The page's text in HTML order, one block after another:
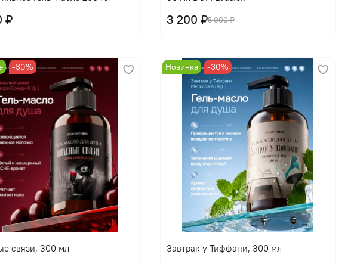
₽ 5 000 ₽
3 200 ₽
-30%
связи, 300 мл
Новинка -30%
Завтрак у Тиффани, 300 мл
В корзину В корзину